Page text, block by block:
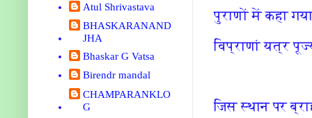
पुराणों में कहा
विप्राणां यत्र
जिस स्थान पर
Atul Shrivastava
BHASKARANAND
JHA
Bhaskar G Vatsa
Birendr mandal
CHAMPARANKLO
G